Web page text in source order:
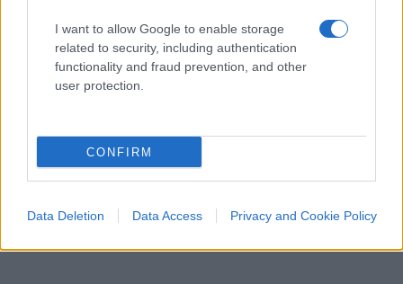
I want to allow Google to enable storage
related to security, including authentication
functionality and fraud prevention, and other
user protection.
CONFIRM
Data Deletion Data Access Privacy and Cookie Policy
dall’amministrazione Biden, forse influenzato
dalla paccottiglia emotivaa làPelosi.
dimostrato pragmaticità e cautela nella
politica estera , qualità più che mai utili in questo
tempo che corre sull’orlo del baratro. Ci
auguriamo come sempre che il realismo vinca